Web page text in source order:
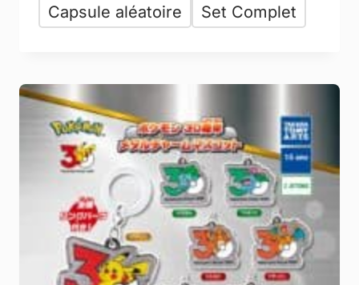
Capsule aléatoire Set Complet